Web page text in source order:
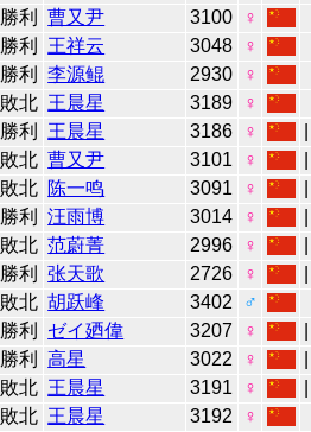
勝利 曹又尹 3100
♀
勝利 王祥云 3048
♀
勝利 李源鲲 2930
♀
敗北 王晨星 3189
♀
勝利 王晨星 3186 ♀
敗北 曹又尹 3101 ♀
敗北 陈一鸣 3091 ♀
勝利 汪雨博 3014 ♀
敗北 范蔚菁 2996 ♀
勝利 张天歌 2726 ♀
敗北 胡跃峰 3402
♂
勝利 ゼイ廼偉 3207 ♀
勝利 高星 3022 ♀
敗北 王晨星 3191 ♀
敗北 王晨星 3192
♀